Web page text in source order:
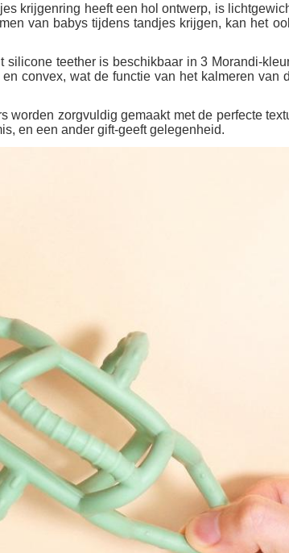
krijgenring heeft een hol ontwerp, is
van babys tijdens tandjes krijgen, kan het
silicone teether is beschikbaar in 3 Morandi-
convex, wat de functie van het kalmeren
worden zorgvuldig gemaakt met de perfecte
en een ander gift-geeft gelegenheid.